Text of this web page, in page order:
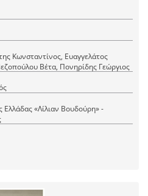
Κωνσταντίνος, Ευαγγελάτος
Βέτα, Πονηρίδης Γεώργιος
«Λίλιαν Βουδούρη» -